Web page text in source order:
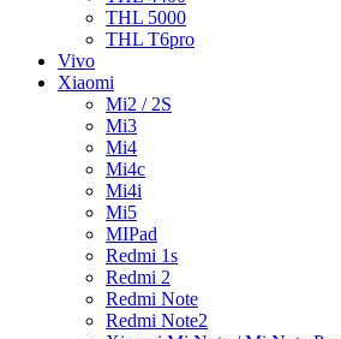
THL 5000
THL T6pro
Vivo
Xiaomi
Mi2 / 2S
Mi3
Mi4
Mi4c
Mi4i
Mi5
MIPad
Redmi 1s
Redmi 2
Redmi Note
Redmi Note2